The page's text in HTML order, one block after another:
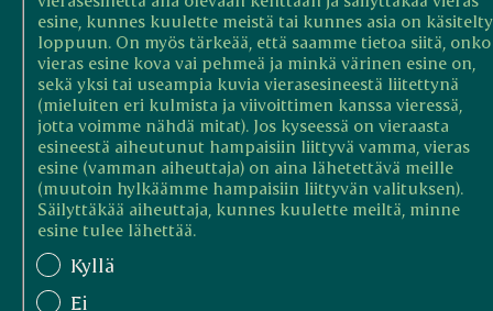
esine, kunnes kuulette meistä tai kunnes asia on käsitelty
loppuun. On myös tärkeää, että saamme tietoa siitä, onko
vieras esine kova vai pehmeä ja minkä värinen esine on,
sekä yksi tai useampia kuvia vierasesineestä liitettynä
(mieluiten eri kulmista ja viivoittimen kanssa vieressä,
jotta voimme nähdä mitat). Jos kyseessä on vieraasta
esineestä aiheutunut hampaisiin liittyvä vamma, vieras
esine (vamman aiheuttaja) on aina lähetettävä meille
(muutoin hylkäämme hampaisiin liittyvän valituksen).
Säilyttäkää aiheuttaja, kunnes kuulette meiltä, minne
esine tulee lähettää.
Kyllä
Ei